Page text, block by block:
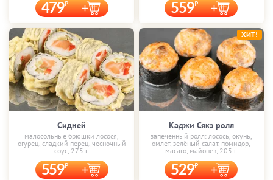
479 559
Сидней
малосольные брюшки лосося,
огурец, сладкий перец, чесночный
соус, 275 г.
559
Каджи Сякэ ролл
запечённый ролл: лосось, окунь,
омлет, зелёный салат, помидор,
масаго, майонез, 205 г.
529
ХИТ!